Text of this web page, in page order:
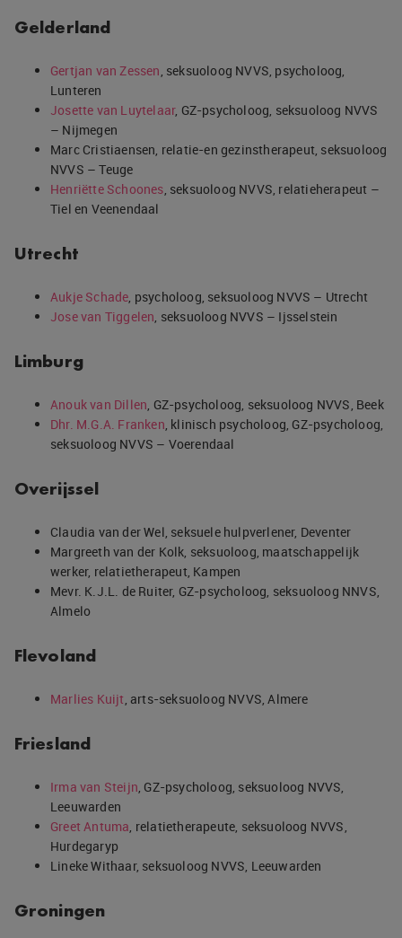
Gelderland
Gertjan van Zessen, seksuoloog NVVS, psycholoog,
Lunteren
Josette van Luytelaar, GZ-psycholoog, seksuoloog NVVS
– Nijmegen
Marc Cristiaensen, relatie-en gezinstherapeut, seksuoloog
NVVS – Teuge
Henriëtte Schoones, seksuoloog NVVS, relatieherapeut –
Tiel en Veenendaal
Utrecht
Aukje Schade, psycholoog, seksuoloog NVVS – Utrecht
Jose van Tiggelen, seksuoloog NVVS – Ijsselstein
Limburg
Anouk van Dillen, GZ-psycholoog, seksuoloog NVVS, Beek
Dhr. M.G.A. Franken, klinisch psycholoog, GZ-psycholoog,
seksuoloog NVVS – Voerendaal
Overijssel
Claudia van der Wel, seksuele hulpverlener, Deventer
Margreeth van der Kolk, seksuoloog, maatschappelijk
werker, relatietherapeut, Kampen
Mevr. K.J.L. de Ruiter, GZ-psycholoog, seksuoloog NNVS,
Almelo
Flevoland
Marlies Kuijt, arts-seksuoloog NVVS, Almere
Friesland
Irma van Steijn, GZ-psycholoog, seksuoloog NVVS,
Leeuwarden
Greet Antuma, relatietherapeute, seksuoloog NVVS,
Hurdegaryp
Lineke Withaar, seksuoloog NVVS, Leeuwarden
Groningen